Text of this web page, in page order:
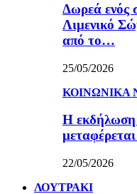
Δωρεά ενός
Λιμενικό
από το…
25/05/2026
ΚΟΙΝΩΝΙΚΑ
Η εκδήλωση
22/05/2026
ΛΟΥΤΡΑΚΙ